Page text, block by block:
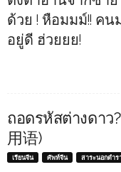
ด้วย ! หือมมม์!! คน
อยู่ดี ฮ่วยยย!
ถอดรหัสต่างดาว
用语)
เรียนจีน ศัพท์จีน สาระนอกตำร